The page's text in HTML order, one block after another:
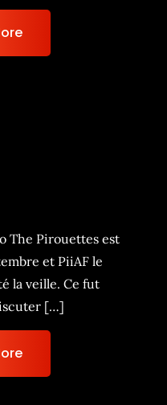
The Pirouettes est
et PiiAF le
la veille. Ce fut
[…]